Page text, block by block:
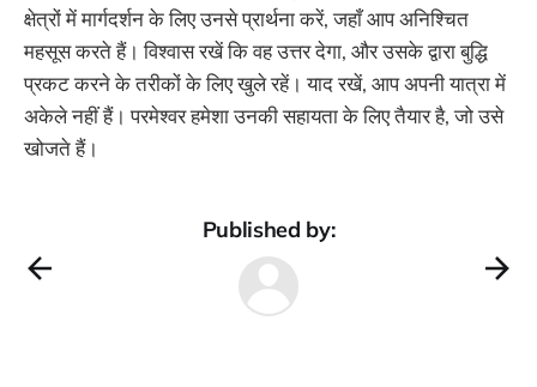
क्षेत्रों में मार्गदर्शन के लिए उनसे प्रार्थना करें, जहाँ आप अनिश्चित
महसूस करते हैं। विश्वास रखें कि वह उत्तर देगा, और उसके द्वारा बुद्धि
प्रकट करने के तरीकों के लिए खुले रहें। याद रखें, आप अपनी यात्रा में
अकेले नहीं हैं। परमेश्वर हमेशा उनकी सहायता के लिए तैयार है, जो उसे
खोजते हैं।
Published by: